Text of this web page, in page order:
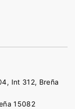
Int 312, Breña
15082